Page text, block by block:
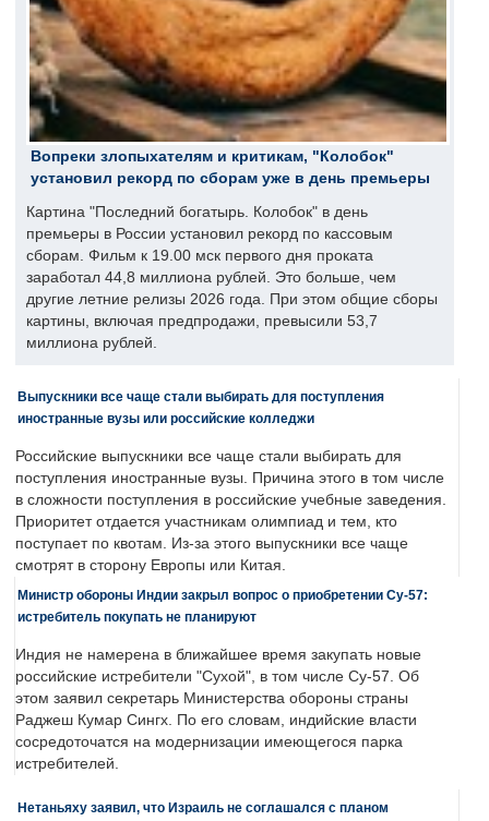
Вопреки злопыхателям и критикам, "Колобок"
установил рекорд по сборам уже в день премьеры
Картина "Последний богатырь. Колобок" в день
премьеры в России установил рекорд по кассовым
сборам. Фильм к 19.00 мск первого дня проката
заработал 44,8 миллиона рублей. Это больше, чем
другие летние релизы 2026 года. При этом общие сборы
картины, включая предпродажи, превысили 53,7
миллиона рублей.
Выпускники все чаще стали выбирать для поступления
иностранные вузы или российские колледжи
Российские выпускники все чаще стали выбирать для
поступления иностранные вузы. Причина этого в том числе
в сложности поступления в российские учебные заведения.
Приоритет отдается участникам олимпиад и тем, кто
поступает по квотам. Из-за этого выпускники все чаще
смотрят в сторону Европы или Китая.
Министр обороны Индии закрыл вопрос о приобретении Су-57:
истребитель покупать не планируют
Индия не намерена в ближайшее время закупать новые
российские истребители "Сухой", в том числе Су-57. Об
этом заявил секретарь Министерства обороны страны
Раджеш Кумар Сингх. По его словам, индийские власти
сосредоточатся на модернизации имеющегося парка
истребителей.
Нетаньяху заявил, что Израиль не соглашался с планом